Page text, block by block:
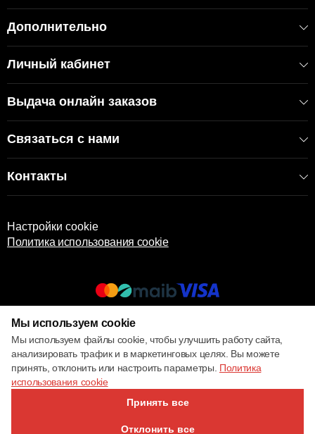
Дополнительно
Личный кабинет
Выдача онлайн заказов
Связаться с нами
Контакты
Настройки cookie
Политика использования cookie
© 2017 – 2026 ECOM
Мы используем cookie
Мы используем файлы cookie, чтобы улучшить работу сайта,
анализировать трафик и в маркетинговых целях. Вы можете
принять, отклонить или настроить параметры. Политика
использования cookie
Принять все
Отклонить все